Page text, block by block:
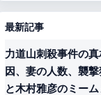
最新記事
力道山刺殺事件の
因、妻の人数、襲
と木村雅彦のミー